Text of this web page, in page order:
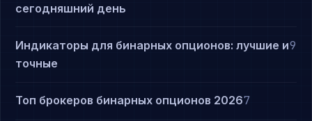
сегодняшний день
Индикаторы для бинарных опционов: лучшие и
точные
9
Топ брокеров бинарных опционов 20267